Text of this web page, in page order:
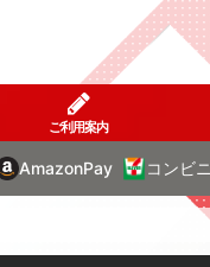
ご利用案内
AmazonPay コンビニ